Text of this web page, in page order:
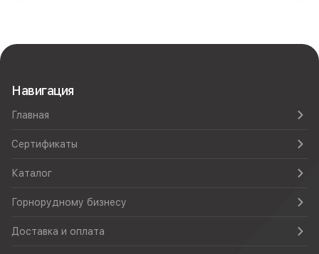
Навигация
Главная
Сертификаты
Каталог
Горнорудному бизнесу
Доставка и оплата